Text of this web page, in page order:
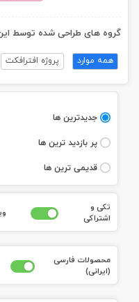
گروه های طراحی شده توسط
همه موارد پروژه افترافکت
جديدترين ها
پر بازديد ترين ها
قديمی ترين ها
تکی و
اشتراکی
محصولات فارسی
(ايرانی)